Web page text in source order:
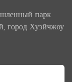
парк
город Хуэйчжоу